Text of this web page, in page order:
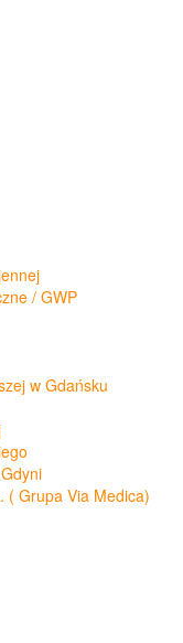
/ GWP
w Gdańsku
( Grupa Via Medica)